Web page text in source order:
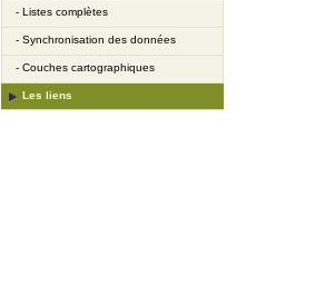
- Listes complètes
- Synchronisation des données
- Couches cartographiques
Les liens